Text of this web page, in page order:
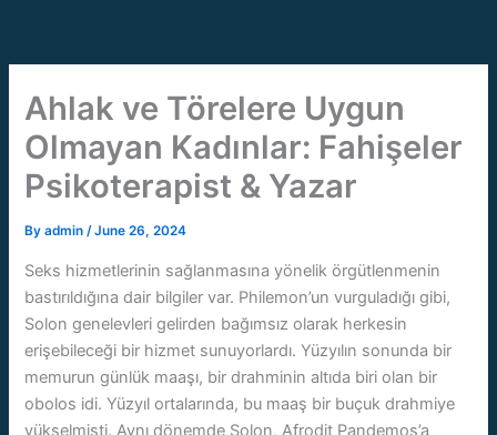
content
Ahlak ve Törelere Uygun
Olmayan Kadınlar: Fahişeler
Psikoterapist & Yazar
Byadmin/June 26, 2024
Seks hizmetlerinin sağlanmasına yönelik örgütlenmenin
bastırıldığına dair bilgiler var. Philemon’un vurguladığı gibi,
Solon genelevleri gelirden bağımsız olarak herkesin
erişebileceği bir hizmet sunuyorlardı. Yüzyılın sonunda bir
memurun günlük maaşı, bir drahminin altıda biri olan bir
obolos idi. Yüzyıl ortalarında, bu maaş bir buçuk drahmiye
yükselmişti. Aynı dönemde Solon, Afrodit Pandemos’a